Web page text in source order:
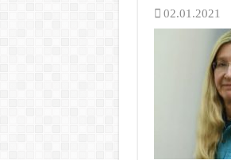
02.01.2021